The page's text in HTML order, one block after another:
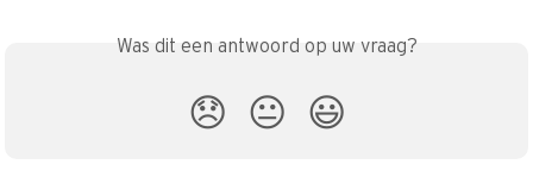
Was dit een antwoord op uw vraag?
😞 😐 😃